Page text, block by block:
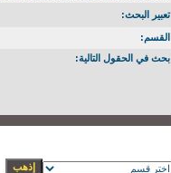
تعبير البحث:
القسم:
بحث في الحقول التالية: